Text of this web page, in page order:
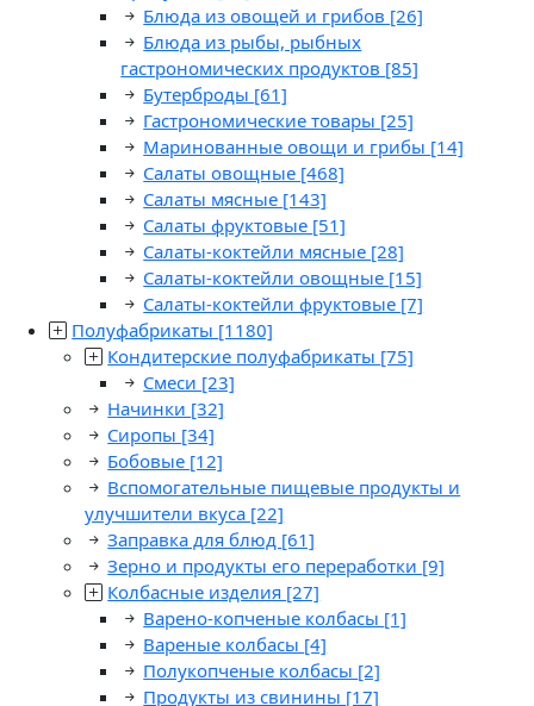
Блюда из овощей и грибов [26]
Блюда из рыбы, рыбных
гастрономических продуктов [85]
Бутерброды [61]
Гастрономические товары [25]
Маринованные овощи и грибы [14]
Салаты овощные [468]
Салаты мясные [143]
Салаты фруктовые [51]
Салаты-коктейли мясные [28]
Салаты-коктейли овощные [15]
Салаты-коктейли фруктовые [7]
Полуфабрикаты [1180]
Кондитерские полуфабрикаты [75]
Смеси [23]
Начинки [32]
Сиропы [34]
Бобовые [12]
Вспомогательные пищевые продукты и
улучшители вкуса [22]
Заправка для блюд [61]
Зерно и продукты его переработки [9]
Колбасные изделия [27]
Варено-копченые колбасы [1]
Вареные колбасы [4]
Полукопченые колбасы [2]
Продукты из свинины [17]